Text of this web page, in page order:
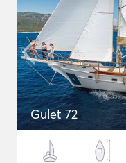
Gulet 72